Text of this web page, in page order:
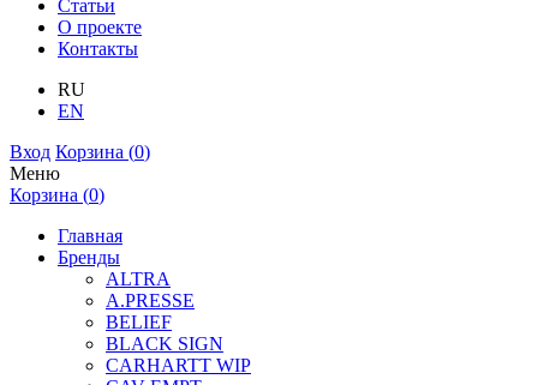
Статьи
О проекте
Контакты
RU
EN
Вход Корзина (0)
Меню
Корзина (0)
Главная
Бренды
ALTRA
A.PRESSE
BELIEF
BLACK SIGN
CARHARTT WIP